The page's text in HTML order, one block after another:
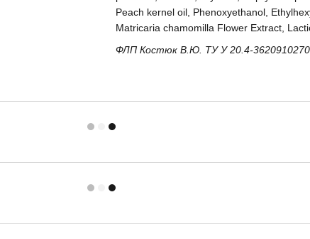
Peach kernel oil, Phenoxyethanol,
Matricaria chamomilla Flower Extract,
ФЛП Костюк В.Ю. ТУ У 20.4-